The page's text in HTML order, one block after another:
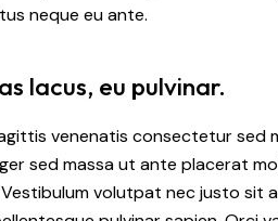
neque eu ante.
lacus, eu pulvinar.
venenatis consectetur sed
sed massa ut ante placerat
volutpat nec justo sit